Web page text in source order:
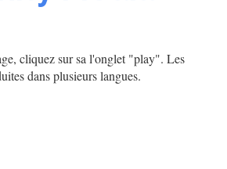
cliquez sur sa l'onglet "play". Les
dans plusieurs langues.